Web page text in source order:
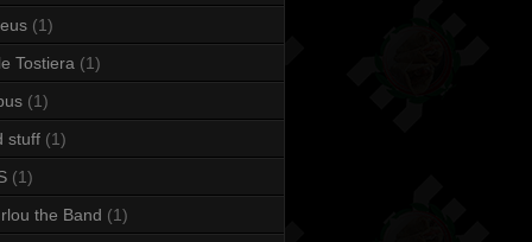
(1)
Tostiera (1)
(1)
stuff (1)
(1)
the Band (1)